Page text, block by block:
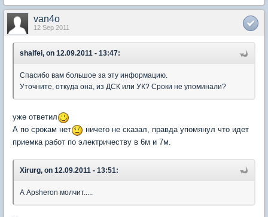
van4o
12 Sep 2011
shalfei, on 12.09.2011 - 13:47:
Спасибо вам большое за эту информацию.
Уточните, откуда она, из ДСК или УК? Сроки не упоминали?
уже ответил
А по срокам нет
ничего не сказал, правда упомянул что идет
приемка работ по электричеству в 6м и 7м.
Xirurg, on 12.09.2011 - 13:51:
А Apsheron молчит.....